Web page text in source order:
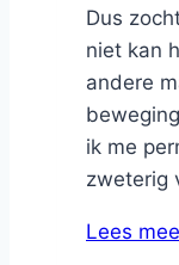
Dus
niet kan
andere
ik me
zweterig
Lees